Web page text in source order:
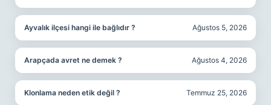
Ayvalık ilçesi hangi ile bağlıdır ? Ağustos 5, 2026
Arapçada avret ne demek ? Ağustos 4, 2026
Klonlama neden etik değil ? Temmuz 25, 2026